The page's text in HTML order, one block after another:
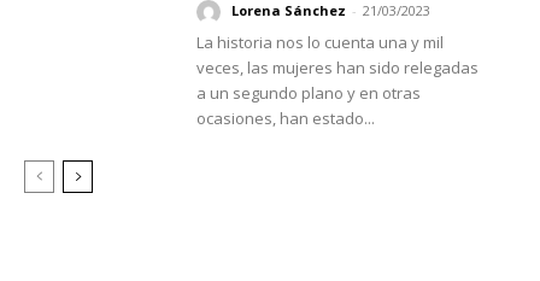
Lorena Sánchez - 21/03/2023
La historia nos lo cuenta una y mil
veces, las mujeres han sido relegadas
a un segundo plano y en otras
ocasiones, han estado...